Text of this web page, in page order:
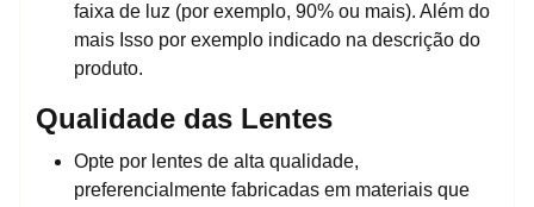
faixa de luz (por exemplo, 90% ou mais). Além do
mais Isso por exemplo indicado na descrição do
produto.
Qualidade das Lentes
Opte por lentes de alta qualidade,
preferencialmente fabricadas em materiais que